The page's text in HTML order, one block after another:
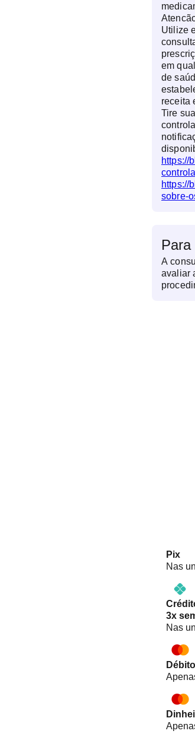
Utilize
em
de
receita
Tire
https://
https://
sobre-
A
avaliar
Pix
Nas
3x
Nas
Débito